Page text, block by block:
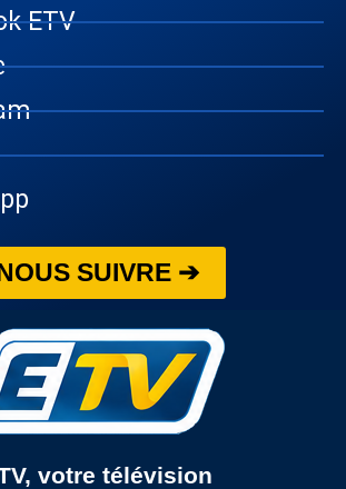
ETV
SUIVRE ➔
votre télévision